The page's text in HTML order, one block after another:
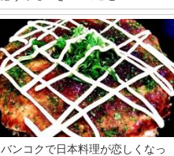
微笑みの国タイの首都バンコク。 ここに
は、優しい国民、美味しい食事、独特の
文化があり、その全てが魅力的です。 今
回はそんなタイ・バンコクに行くときに
は必ずやるべき5つのことをご紹介しま
す。
バンコクで日本料理が恋しくなっ